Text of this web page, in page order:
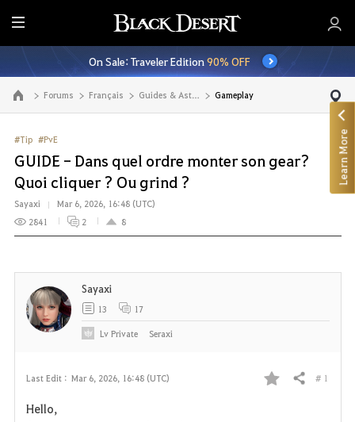
E
n
t
i
r
M
e
n
u
On Sale: Traveler Edition90% OFF
Go to the main page Forums Français Guides & Astuces Gameplay
#Tip #PvE
GUIDE - Dans quel ordre monter son gear?
Quoi cliquer ? Ou grind ?
Sayaxi
Mar 6, 2026, 16:48 (UTC)
2841
2 8
Last Edit : Mar 6, 2026, 16:48 (UTC)
F
Share # 1
Hello,
Sayaxi
13 17
LvPrivate Seraxi
Learn More